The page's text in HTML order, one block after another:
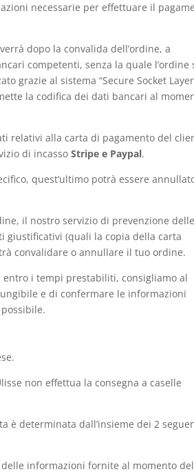
necessarie per effettuare il
dopo la convalida dell’ordine, a
competenti, senza la quale l’ordine
grazie al sistema “Secure Socket
la codifica dei dati bancari al
relativi alla carta di pagamento del
di incassoStripe e Paypal.
quest’ultimo potrà essere
il nostro servizio di prevenzione delle
(quali la copia della carta
convalidare o annullare il tuo ordine.
entro i tempi prestabiliti, consigliamo al
e di confermare le informazioni
non effettua la consegna a caselle
è determinata dall’insieme dei 2
informazioni fornite al momento del